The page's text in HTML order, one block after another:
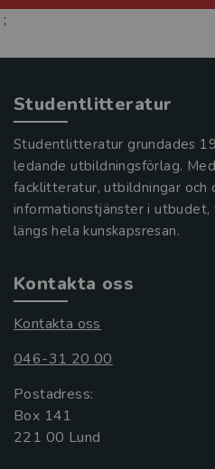
;
Studentlitteratur
Studentlitteratur grundades
ledande utbildningsförlag.
facklitteratur, utbildningar och
informationstjänster i
längs hela kunskapsresan.
Kontakta oss
Kontakta oss
046-31 20 00
Postadress:
Box 141
221 00 Lund